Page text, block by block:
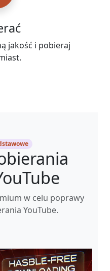
jakość i pobieraj
w celu poprawy
YouTube.